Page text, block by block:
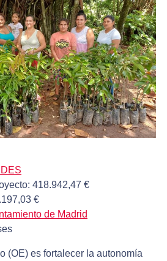
418.942,47 €
€
de Madrid
(OE) es fortalecer la autonomía